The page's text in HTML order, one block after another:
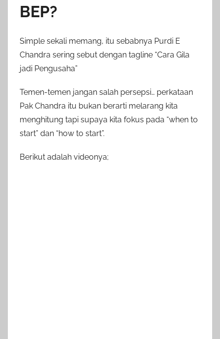
BEP?
Simple sekali memang, itu sebabnya Purdi E
Chandra sering sebut dengan tagline “Cara Gila
jadi Pengusaha”
Temen-temen jangan salah persepsi… perkataan
Pak Chandra itu bukan berarti melarang kita
menghitung tapi supaya kita fokus pada “when to
start” dan “how to start”.
Berikut adalah videonya;